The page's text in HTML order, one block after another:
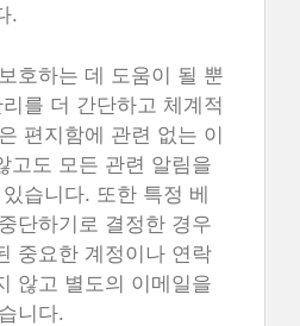
.
호하는 데 도움이 될 뿐
를 더 간단하고 체계적
편지함에 관련 없는 이
고도 모든 관련 알림을
습니다. 또한 특정 베
단하기로 결정한 경우
중요한 계정이나 연락
않고 별도의 이메일을
니다.